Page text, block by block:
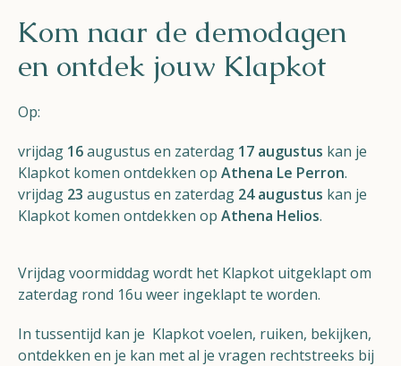
Contact
Apple App Store
Android Play Store
Kom naar de demodagen
en ontdek jouw Klapkot
Op:
vrijdag 16augustus en zaterdag 17 augustus kan je
Klapkot komen ontdekken op Athena Le Perron.
vrijdag 23 augustus en zaterdag 24 augustus kan je
Klapkot komen ontdekken op Athena Helios.
Vrijdag voormiddag wordt het Klapkot uitgeklapt om
zaterdag rond 16u weer ingeklapt te worden.
In tussentijd kan je Klapkot voelen, ruiken, bekijken,
ontdekken en je kan met al je vragen rechtstreeks bij